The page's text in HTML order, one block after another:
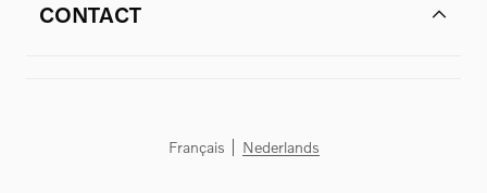
CONTACT
Français Nederlands